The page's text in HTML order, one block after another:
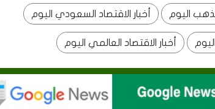
اليوم أخبار الاقتصاد السعودي اليوم
أخبار الاقتصاد العالمي اليوم